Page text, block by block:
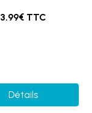
3.99€ TTC
Détails